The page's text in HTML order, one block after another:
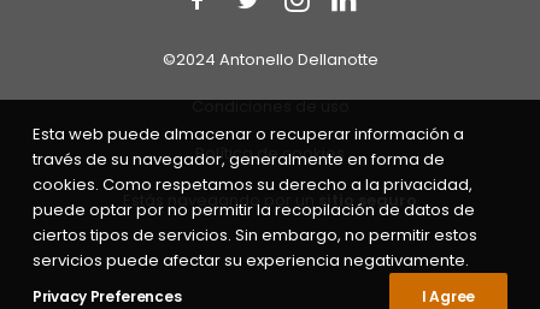
©2024 Antonello Dellanotte
Condiciones de uso
Política de cookies
Estás navegando por un sitio seguro
Esta web puede almacenar o recuperar información a
través de su navegador, generalmente en forma de
cookies. Como respetamos su derecho a la privacidad,
puede optar por no permitir la recopilación de datos de
ciertos tipos de servicios. Sin embargo, no permitir estos
servicios puede afectar su experiencia negativamente.
Privacy Preferences I Agree